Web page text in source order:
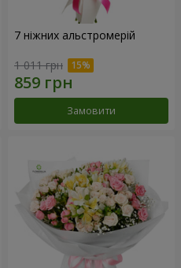
7 ніжних альстромерій
1 011 грн
Замовити